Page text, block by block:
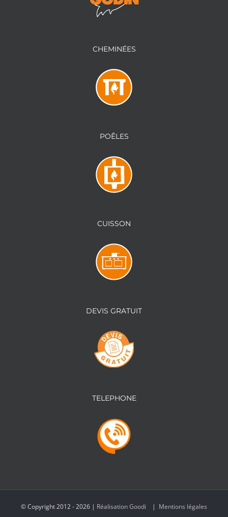
CHEMINÉES
POÊLES
CUISSON
DEVIS GRATUIT
TELEPHONE
© Copyright 2012 -2026 | Réalisation Goodi | Mentions légales